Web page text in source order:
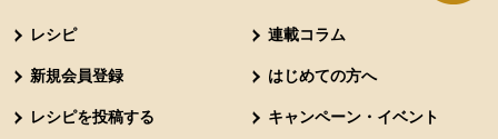
レシピ 連載コラム
新規会員登録 はじめての方へ
レシピを投稿する キャンペーン・イベント